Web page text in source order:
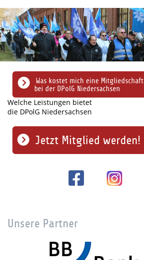
Was kostet mich eine Mitgliedschaft
bei der DPolG Niedersachsen
Welche Leistungen bietet
die DPolG Niedersachsen
Jetzt Mitglied werden!
Unsere Partner